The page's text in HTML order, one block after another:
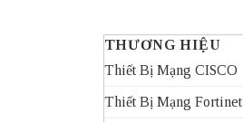
THƯƠNG HIỆU
Thiết Bị Mạng CISCO
Thiết Bị Mạng Fortinet